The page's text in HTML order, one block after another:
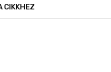
CIKKHEZ